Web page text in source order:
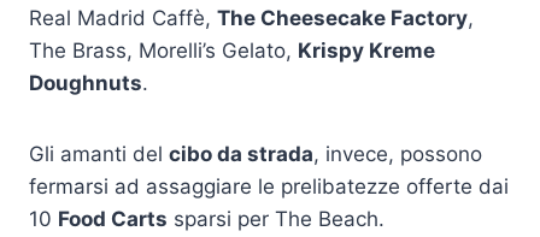
Real Madrid Caffè, The Cheesecake Factory,
The Brass, Morelli’s Gelato, Krispy Kreme
Doughnuts.
Gli amanti del cibo da strada, invece, possono
fermarsi ad assaggiare le prelibatezze offerte dai
10 Food Carts sparsi per The Beach.